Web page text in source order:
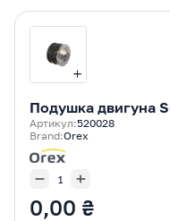
Подушка двигуна
Артикул:520028
Brand:Orex
0,00 ₴